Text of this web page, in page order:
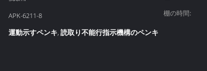
APK-6211-8 棚の時間:
運動示すペンキ, 読取り不能行指示機構のペンキ